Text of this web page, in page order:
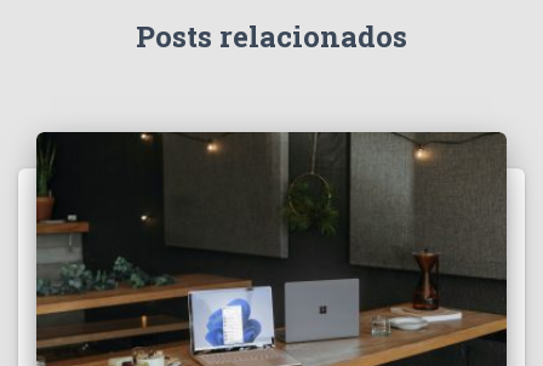
Posts relacionados